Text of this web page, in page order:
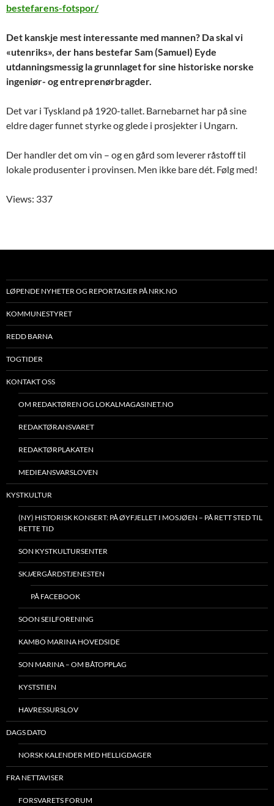
bestefarens-fotspor/
Det kanskje mest interessante med mannen? Da skal vi
«utenriks», der hans bestefar Sam (Samuel) Eyde
utdanningsmessig la grunnlaget for sine historiske norske
ingeniør- og entreprenørbragder.
Det var i Tyskland på 1920-tallet. Barnebarnet har på sine
eldre dager funnet styrke og glede i prosjekter i Ungarn.
Der handler det om vin – og en gård som leverer råstoff til
lokale produsenter i provinsen. Men ikke bare dét. Følg med!
Views: 337
LØPENDE NYHETER OG REPORTASJER PÅ NRK.NO
KOMMUNESTYRET
REDD BARNA
TOGTIDER
KONTAKT OSS
OM REDAKTØREN OG LOKALMAGASINET.NO
REDAKTØRANSVARET
REDAKTØRPLAKATEN
MEDIEANSVARSLOVEN
KYSTKULTUR
(NY) HISTORISK KONSERT: PÅ ØYFJELLET I MOSJØEN – PÅ RETT STED TIL
RETTE TID
SON KYSTKULTURSENTER
SKJÆRGÅRDSTJENESTEN
PÅ FACEBOOK
SOON SEILFORENING
KAMBO MARINA HOVEDSIDE
SON MARINA – OM BÅTOPPLAG
KYSTSTIEN
HAVRESSURSLOV
DAGS DATO
NORSK KALENDER MED HELLIGDAGER
FRA NETTAVISER
FORSVARETS FORUM